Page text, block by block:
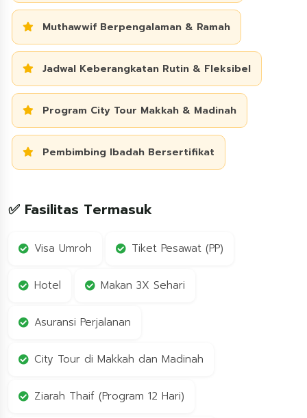
Muthawwif Berpengalaman & Ramah
Jadwal Keberangkatan Rutin & Fleksibel
Program City Tour Makkah & Madinah
Pembimbing Ibadah Bersertifikat
✅ Fasilitas Termasuk
Visa Umroh Tiket Pesawat (PP)
Hotel Makan 3X Sehari
Asuransi Perjalanan
City Tour di Makkah dan Madinah
Ziarah Thaif (Program 12 Hari)